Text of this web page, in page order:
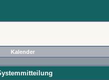
Kalender